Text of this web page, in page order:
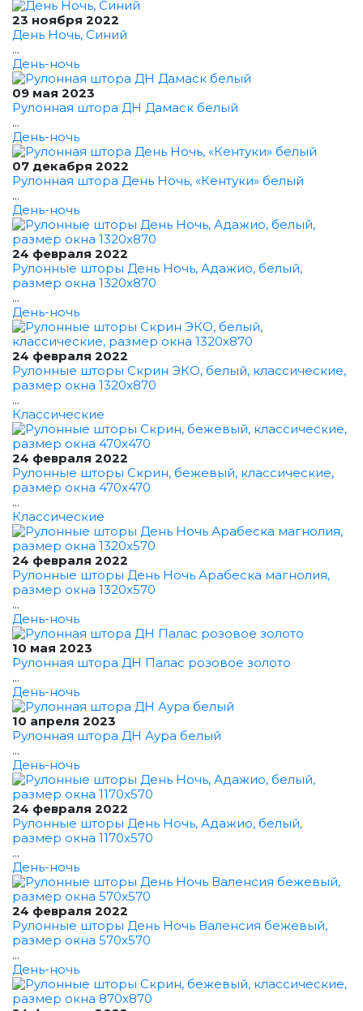
23 ноября 2022
День Ночь, Синий
...
День-ночь
09 мая 2023
Рулонная штора ДН Дамаск белый
...
День-ночь
07 декабря 2022
Рулонная штора День Ночь, «Кентуки» белый
...
День-ночь
24 февраля 2022
Рулонные шторы День Ночь, Адажио, белый,
размер окна 1320x870
...
День-ночь
24 февраля 2022
Рулонные шторы Скрин ЭКО, белый, классические,
размер окна 1320x870
...
Классические
24 февраля 2022
Рулонные шторы Скрин, бежевый, классические,
размер окна 470x470
...
Классические
24 февраля 2022
Рулонные шторы День Ночь Арабеска магнолия,
размер окна 1320x570
...
День-ночь
10 мая 2023
Рулонная штора ДН Палас розовое золото
...
День-ночь
10 апреля 2023
Рулонная штора ДН Аура белый
...
День-ночь
24 февраля 2022
Рулонные шторы День Ночь, Адажио, белый,
размер окна 1170x570
...
День-ночь
24 февраля 2022
Рулонные шторы День Ночь Валенсия бежевый,
размер окна 570x570
...
День-ночь